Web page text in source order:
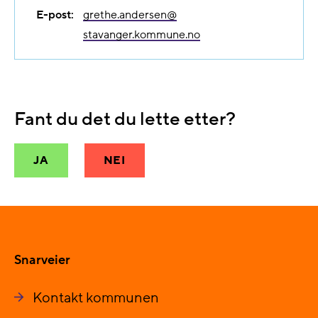
E-post:
grethe.andersen@​
stavanger.kommune.no
Fant du det du lette etter?
JA NEI
Snarveier
Kontakt kommunen